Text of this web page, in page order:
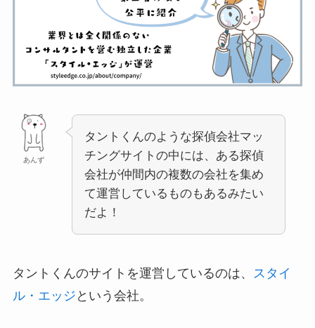
あんず
タントくんのような探偵会社マッ
チングサイトの中には、ある探偵
会社が仲間内の複数の会社を集め
て運営しているものもあるみたい
だよ！
タントくんのサイトを運営しているのは、 スタイ
ル・エッジ という会社。